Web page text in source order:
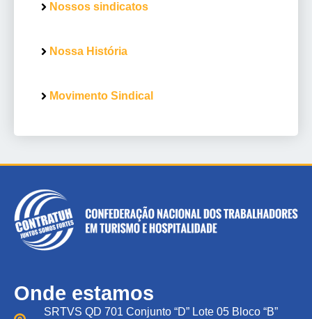
Nossos sindicatos
Nossa História
Movimento Sindical
Onde estamos
SRTVS QD 701 Conjunto “D” Lote 05 Bloco “B”